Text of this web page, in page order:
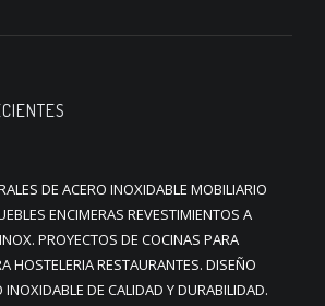
DE ACERO INOXIDABLE MOBILIARIO
ENCIMERAS REVESTIMIENTOS A
PROYECTOS DE COCINAS PARA
HOSTELERIA RESTAURANTES. DISEÑO
INOXIDABLE DE CALIDAD Y DURABILIDAD.